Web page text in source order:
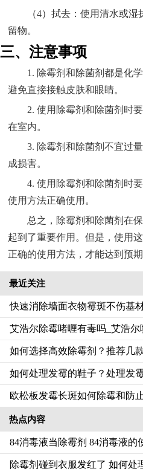
（4）拭去：使用清水或
留物。
三、注意事项
1. 除霉剂和除菌剂都是化
避免直接接触皮肤和眼睛。
2. 使用除霉剂和除菌剂时
在室内。
3. 除霉剂和除菌剂不宜过
成损害。
4. 使用除霉剂和除菌剂时
使用方法正确使用。
总之，除霉剂和除菌剂在
起到了重要作用。但是，使用
正确的使用方法，才能达到预期
最近关注
快速消除墙面衣物霉斑不伤基
艾浩尔除霉啫喱有毒吗_艾浩
如何选择高效除霉剂？推荐几
如何处理发霉的鞋子？处理发
欧松板发霉长斑如何除霉和防
热点内容
84消毒液当除霉剂 84消毒液的
除霉剂碰到衣服发红了 如何处